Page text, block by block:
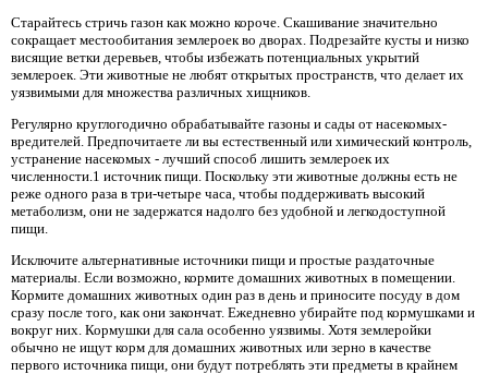
Старайтесь стричь газон как можно короче. Скашивание значительно
сокращает местообитания землероек во дворах. Подрезайте кусты и низко
висящие ветки деревьев, чтобы избежать потенциальных укрытий
землероек. Эти животные не любят открытых пространств, что делает их
уязвимыми для множества различных хищников.
Регулярно круглогодично обрабатывайте газоны и сады от насекомых-
вредителей. Предпочитаете ли вы естественный или химический контроль,
устранение насекомых - лучший способ лишить землероек их
численности.1 источник пищи. Поскольку эти животные должны есть не
реже одного раза в три-четыре часа, чтобы поддерживать высокий
метаболизм, они не задержатся надолго без удобной и легкодоступной
пищи.
Исключите альтернативные источники пищи и простые раздаточные
материалы. Если возможно, кормите домашних животных в помещении.
Кормите домашних животных один раз в день и приносите посуду в дом
сразу после того, как они закончат. Ежедневно убирайте под кормушками и
вокруг них. Кормушки для сала особенно уязвимы. Хотя землеройки
обычно не ищут корм для домашних животных или зерно в качестве
первого источника пищи, они будут потреблять эти предметы в крайнем